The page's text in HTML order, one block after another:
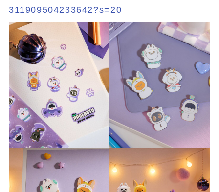
311909504233642?s=20